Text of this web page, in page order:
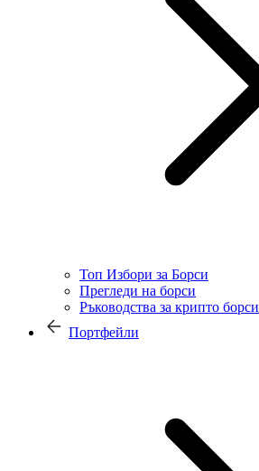
Топ Избори за Борси
Прегледи на борси
Ръководства за крипто борси
Портфейли